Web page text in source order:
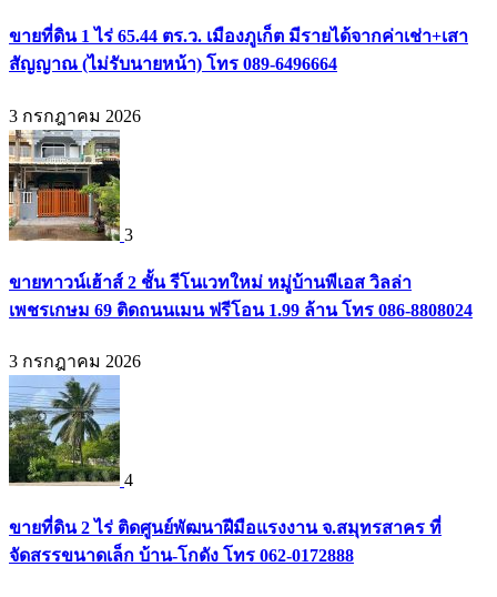
ขายที่ดิน 1 ไร่ 65.44 ตร.ว. เมืองภูเก็ต มีรายได้จากค่าเช่า+เสา
สัญญาณ (ไม่รับนายหน้า) โทร 089-6496664
3 กรกฎาคม 2026
3
ขายทาวน์เฮ้าส์ 2 ชั้น รีโนเวทใหม่ หมู่บ้านพีเอส วิลล่า
เพชรเกษม 69 ติดถนนเมน ฟรีโอน 1.99 ล้าน โทร 086-8808024
3 กรกฎาคม 2026
4
ขายที่ดิน 2 ไร่ ติดศูนย์พัฒนาฝีมือแรงงาน จ.สมุทรสาคร ที่
จัดสรรขนาดเล็ก บ้าน-โกดัง โทร 062-0172888